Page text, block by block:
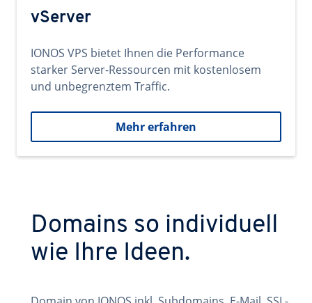
vServer
IONOS VPS bietet Ihnen die Performance
starker Server-Ressourcen mit kostenlosem
und unbegrenztem Traffic.
Mehr erfahren
Domains so individuell
wie Ihre Ideen.